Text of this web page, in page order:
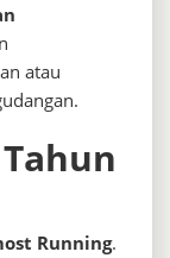
atau
Running.